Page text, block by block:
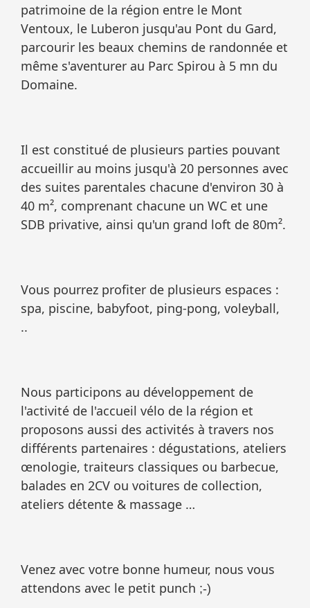
patrimoine de la région entre le Mont
Ventoux, le Luberon jusqu'au Pont du Gard,
parcourir les beaux chemins de randonnée et
même s'aventurer au Parc Spirou à 5 mn du
Domaine.
Il est constitué de plusieurs parties pouvant
accueillir au moins jusqu'à 20 personnes avec
des suites parentales chacune d'environ 30 à
40 m², comprenant chacune un WC et une
SDB privative, ainsi qu'un grand loft de 80m².
Vous pourrez profiter de plusieurs espaces :
spa, piscine, babyfoot, ping-pong, voleyball,
..
Nous participons au développement de
l'activité de l'accueil vélo de la région et
proposons aussi des activités à travers nos
différents partenaires : dégustations, ateliers
œnologie, traiteurs classiques ou barbecue,
balades en 2CV ou voitures de collection,
ateliers détente & massage …
Venez avec votre bonne humeur, nous vous
attendons avec le petit punch ;-)